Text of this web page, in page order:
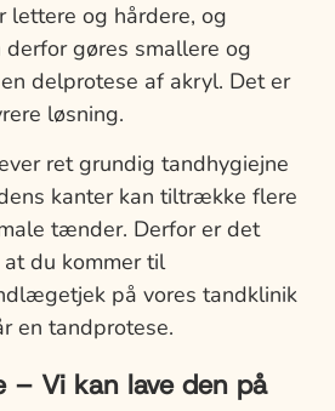
lettere og hårdere, og
gøres smallere og
delprotese af akryl. Det er
løsning.
ret grundig tandhygiejne
kanter kan tiltrække flere
tænder. Derfor er det
du kommer til
på vores tandklinik
en tandprotese.
– Vi kan lave den på